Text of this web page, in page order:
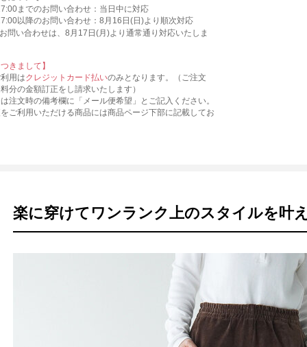
までのお問い合わせ：当日中に対応
以降のお問い合わせ：8月16日(日)より順次対応
問い合わせは、8月17日(月)より通常通り対応いたしま
きまして】
用はクレジットカード払いのみとなります。（ご注文
分の金額訂正をし請求いたします）
注文時の備考欄に「メール便希望」とご記入ください。
ご利用いただける商品には商品ページ下部に記載してお
楽に穿けてワンランク上のスタイルを叶